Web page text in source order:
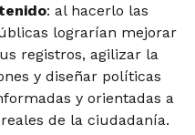
: al hacerlo las
lograrían mejorar
registros, agilizar la
y diseñar políticas
y orientadas a
de la ciudadanía.